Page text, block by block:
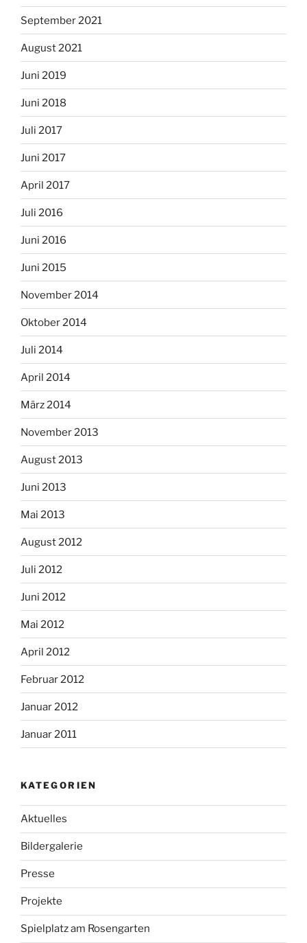
September 2021
August 2021
Juni 2019
Juni 2018
Juli 2017
Juni 2017
April 2017
Juli 2016
Juni 2016
Juni 2015
November 2014
Oktober 2014
Juli 2014
April 2014
März 2014
November 2013
August 2013
Juni 2013
Mai 2013
August 2012
Juli 2012
Juni 2012
Mai 2012
April 2012
Februar 2012
Januar 2012
Januar 2011
KATEGORIEN
Aktuelles
Bildergalerie
Presse
Projekte
Spielplatz am Rosengarten